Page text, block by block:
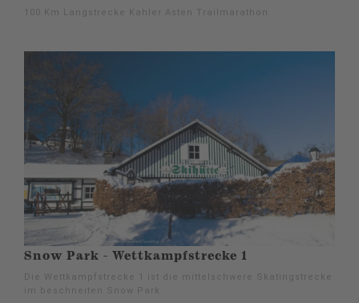
100 Km Langstrecke Kahler Asten Trailmarathon
Snow Park - Wettkampfstrecke 1
Die Wettkampfstrecke 1 ist die mittelschwere Skatingstrecke
im beschneiten Snow Park.